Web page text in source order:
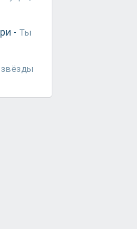
- Ты
звёзды